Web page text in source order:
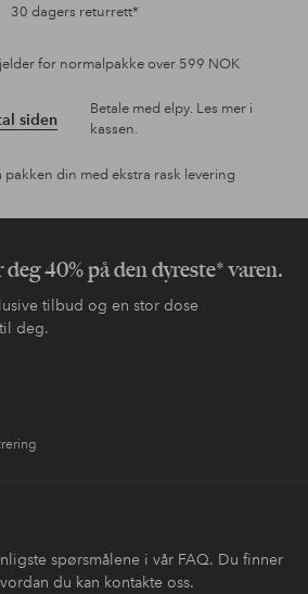
30 dagers returrett*
for normalpakke over 599 NOK
siden
Betale med elpy. Les mer i
kassen.
pakken din med ekstra rask levering
40% på den dyreste* varen.
tilbud og en stor dose
deg.
spørsmålene i vår FAQ. Du finner
du kan kontakte oss.